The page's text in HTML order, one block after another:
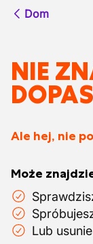
Dom
NIE
Ale hej, nie
Może
Lub